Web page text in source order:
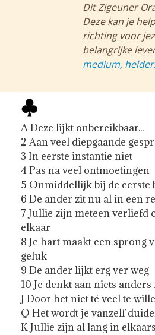
Dit Zigeuner
Deze kan je
richting voor
belangrijke
medium,
A Deze lijkt onbereikbaar...
2 Aan veel diepgaande
3 In eerste instantie niet
4 Pas na veel ontmoetingen
5 Onmiddellijk bij de eerste
6 De ander zit nu al in een
7 Jullie zijn meteen verliefd
elkaar
8 Je hart maakt een sprong
geluk
9 De ander lijkt erg ver weg
10 Je denkt aan niets anders
J Door het niet té veel te
Q Het wordt je vanzelf
K Jullie zijn al lang in